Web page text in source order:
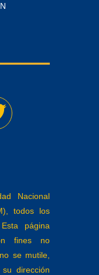
Nacional
todos los
página
fines no
se mutile,
dirección